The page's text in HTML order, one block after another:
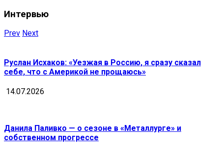
Интервью
Prev Next
Руслан Исхаков: «Уезжая в Россию, я сразу сказал
себе, что с Америкой не прощаюсь»
14.07.2026
Данила Паливко — о сезоне в «Металлурге» и
собственном прогрессе